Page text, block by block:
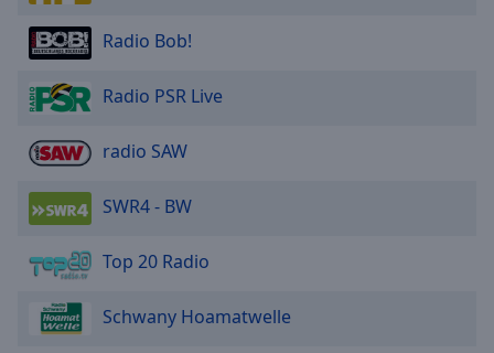
Radio Bob!
Radio PSR Live
radio SAW
SWR4 - BW
Top 20 Radio
Schwany Hoamatwelle